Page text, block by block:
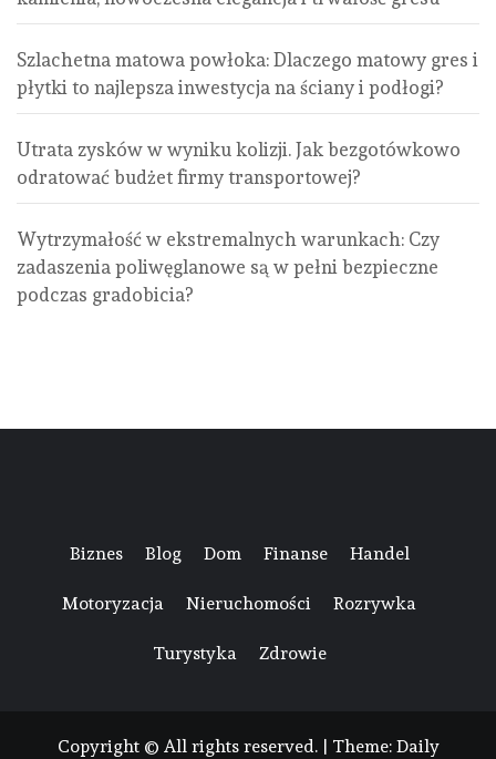
Szlachetna matowa powłoka: Dlaczego matowy gres i
płytki to najlepsza inwestycja na ściany i podłogi?
Utrata zysków w wyniku kolizji. Jak bezgotówkowo
odratować budżet firmy transportowej?
Wytrzymałość w ekstremalnych warunkach: Czy
zadaszenia poliwęglanowe są w pełni bezpieczne
podczas gradobicia?
Biznes Blog Dom Finanse Handel
Motoryzacja Nieruchomości Rozrywka
Turystyka Zdrowie
Copyright © All rights reserved. Theme: Daily